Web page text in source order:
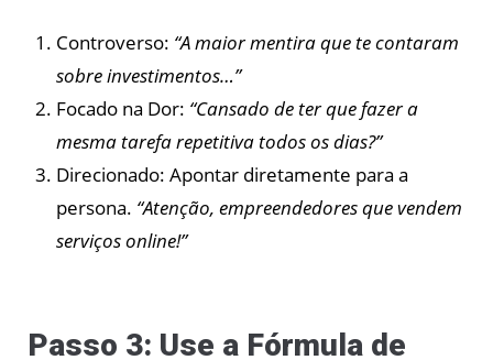
Controverso: “A maior mentira que te contaram
sobre investimentos…”
Focado na Dor: “Cansado de ter que fazer a
mesma tarefa repetitiva todos os dias?”
Direcionado: Apontar diretamente para a
persona. “Atenção, empreendedores que vendem
serviços online!”
Passo 3: Use a Fórmula de